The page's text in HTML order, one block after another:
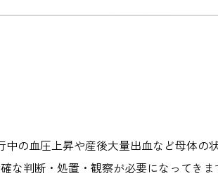
の血圧上昇や産後大量出血など母体の
な判断・処置・観察が必要になってきま